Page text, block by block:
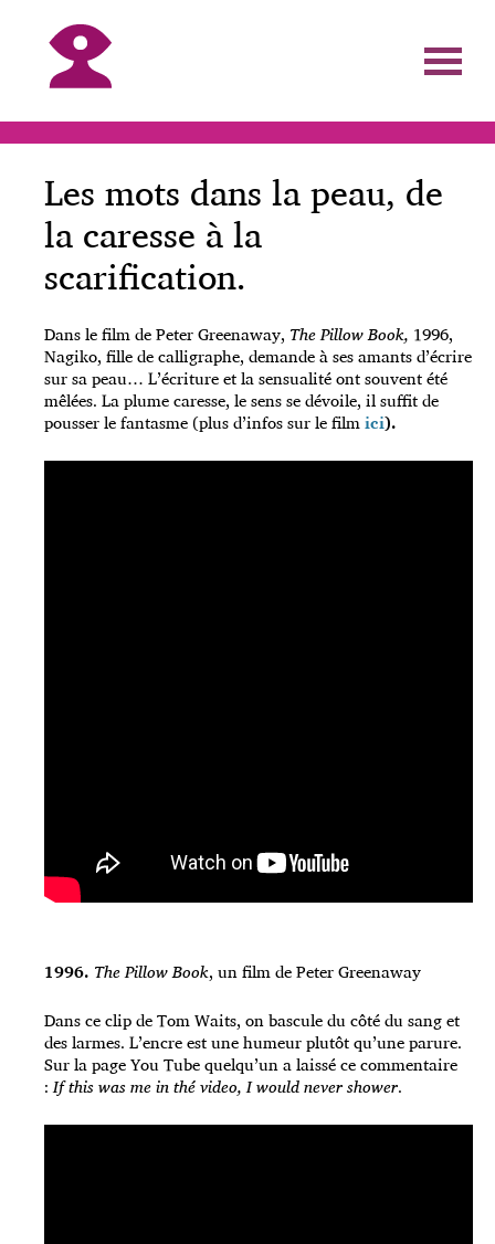
Les mots dans la peau, de
la caresse à la
scarification.
Dans le film de Peter Greenaway, The Pillow Book, 1996,
Nagiko, fille de calligraphe, demande à ses amants d’écrire
sur sa peau… L’écriture et la sensualité ont souvent été
mêlées. La plume caresse, le sens se dévoile, il suffit de
pousser le fantasme (plus d’infos sur le filmici).
1996. The Pillow Book, un film de Peter Greenaway
Dans ce clip de Tom Waits, on bascule du côté du sang et
des larmes. L’encre est une humeur plutôt qu’une parure.
Sur la page You Tube quelqu’un a laissé ce commentaire
:If this was me in thé video, I would never shower.